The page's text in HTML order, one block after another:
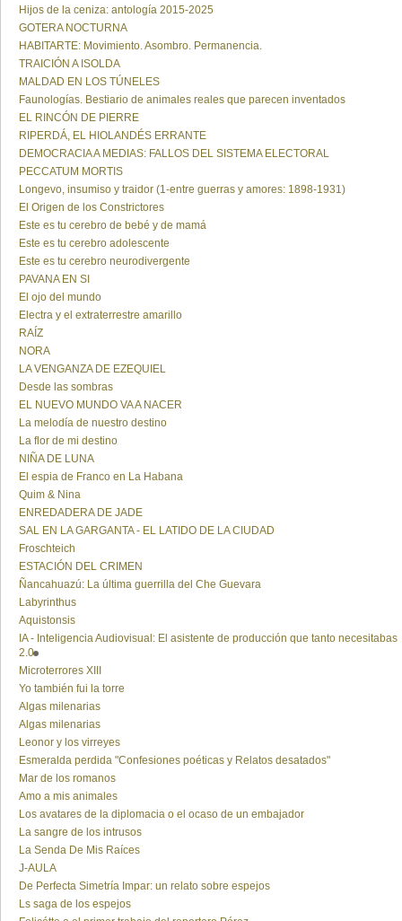
Hijos de la ceniza: antología 2015-2025
GOTERA NOCTURNA
HABITARTE: Movimiento. Asombro. Permanencia.
TRAICIÓN A ISOLDA
MALDAD EN LOS TÚNELES
Faunologías. Bestiario de animales reales que parecen inventados
EL RINCÓN DE PIERRE
RIPERDÁ, EL HIOLANDÉS ERRANTE
DEMOCRACIA A MEDIAS: FALLOS DEL SISTEMA ELECTORAL
PECCATUM MORTIS
Longevo, insumiso y traidor (1-entre guerras y amores: 1898-1931)
El Origen de los Constrictores
Este es tu cerebro de bebé y de mamá
Este es tu cerebro adolescente
Este es tu cerebro neurodivergente
PAVANA EN SI
El ojo del mundo
Electra y el extraterrestre amarillo
RAÍZ
NORA
LA VENGANZA DE EZEQUIEL
Desde las sombras
EL NUEVO MUNDO VA A NACER
La melodía de nuestro destino
La flor de mi destino
NIÑA DE LUNA
El espia de Franco en La Habana
Quim & Nina
ENREDADERA DE JADE
SAL EN LA GARGANTA - EL LATIDO DE LA CIUDAD
Froschteich
ESTACIÓN DEL CRIMEN
Ñancahuazú: La última guerrilla del Che Guevara
Labyrinthus
Aquistonsis
IA - Inteligencia Audiovisual: El asistente de producción que tanto necesitabas
2.0
Microterrores XIII
Yo también fui la torre
Algas milenarias
Algas milenarias
Leonor y los virreyes
Esmeralda perdida "Confesiones poéticas y Relatos desatados"
Mar de los romanos
Amo a mis animales
Los avatares de la diplomacia o el ocaso de un embajador
La sangre de los intrusos
La Senda De Mis Raíces
J-AULA
De Perfecta Simetría Impar: un relato sobre espejos
Ls saga de los espejos